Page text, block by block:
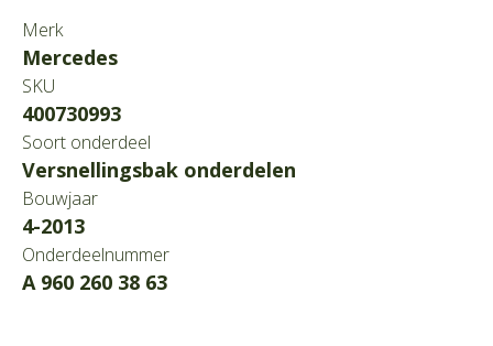
Merk
Mercedes
SKU
400730993
Soort onderdeel
Versnellingsbak onderdelen
Bouwjaar
4-2013
Onderdeelnummer
A 960 260 38 63